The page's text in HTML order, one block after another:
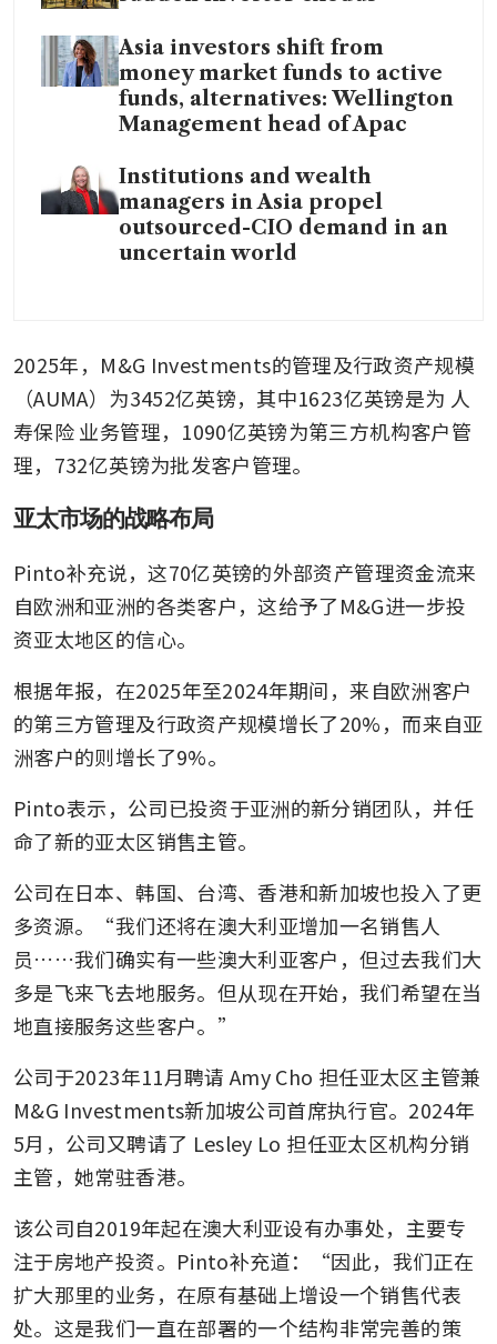
Asia investors shift from
money market funds to active
funds, alternatives: Wellington
Management head of Apac
Institutions and wealth
managers in Asia propel
outsourced-CIO demand in an
uncertain world
2025年，M&G Investments的管理及行政资产规模
（AUMA）为3452亿英镑，其中1623亿英镑是为 人
寿保险 业务管理，1090亿英镑为第三方机构客户管
理，732亿英镑为批发客户管理。
亚太市场的战略布局
Pinto补充说，这70亿英镑的外部资产管理资金流来
自欧洲和亚洲的各类客户，这给予了M&G进一步投
资亚太地区的信心。
根据年报，在2025年至2024年期间，来自欧洲客户
的第三方管理及行政资产规模增长了20%，而来自亚
洲客户的则增长了9%。
Pinto表示，公司已投资于亚洲的新分销团队，并任
命了新的亚太区销售主管。
公司在日本、韩国、台湾、香港和新加坡也投入了更
多资源。“我们还将在澳大利亚增加一名销售人
员……我们确实有一些澳大利亚客户，但过去我们大
多是飞来飞去地服务。但从现在开始，我们希望在当
地直接服务这些客户。”
公司于2023年11月聘请 Amy Cho 担任亚太区主管兼
M&G Investments新加坡公司首席执行官。2024年
5月，公司又聘请了 Lesley Lo 担任亚太区机构分销
主管，她常驻香港。
该公司自2019年起在澳大利亚设有办事处，主要专
注于房地产投资。Pinto补充道：“因此，我们正在
扩大那里的业务，在原有基础上增设一个销售代表
处。这是我们一直在部署的一个结构非常完善的策